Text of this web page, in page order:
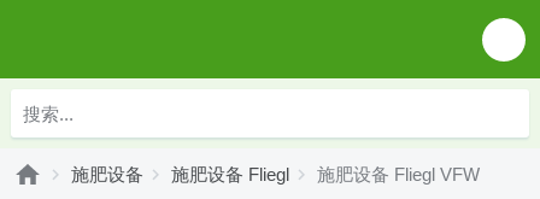
施肥设备 施肥设备 Fliegl 施肥设备 Fliegl VFW